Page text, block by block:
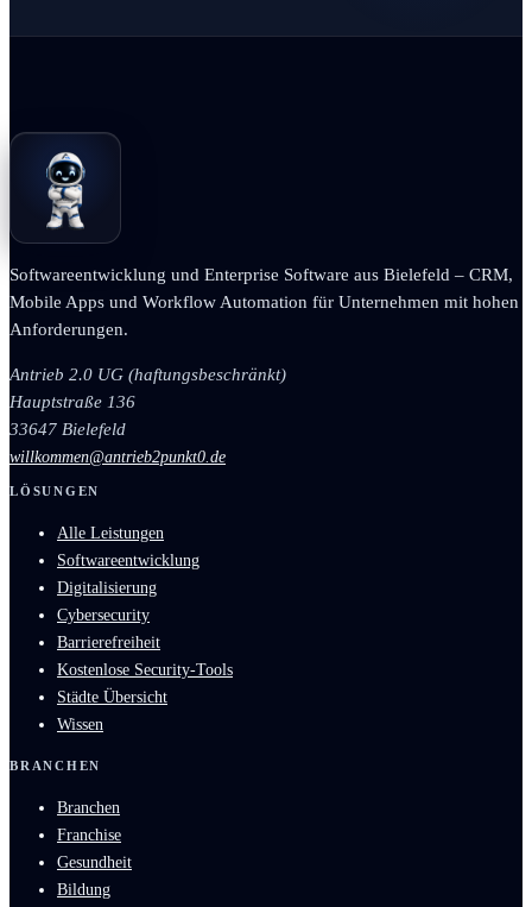
Softwareentwicklung und Enterprise Software aus Bielefeld – CRM,
Mobile Apps und Workflow Automation für Unternehmen mit hohen
Anforderungen.
Antrieb 2.0 UG (haftungsbeschränkt)
Hauptstraße 136
33647 Bielefeld
willkommen@antrieb2punkt0.de
LÖSUNGEN
Alle Leistungen
Softwareentwicklung
Digitalisierung
Cybersecurity
Barrierefreiheit
Kostenlose Security-Tools
Städte Übersicht
Wissen
BRANCHEN
Branchen
Franchise
Gesundheit
Bildung